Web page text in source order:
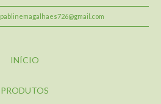
pablinemagalhaes726@gmail.com
INÍCIO
PRODUTOS